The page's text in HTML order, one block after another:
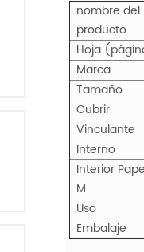
nombre del
producto
Hoja
Marca
Tamaño
Cubrir
Vinculante
Interno
Interior
M
Uso
Embalaje